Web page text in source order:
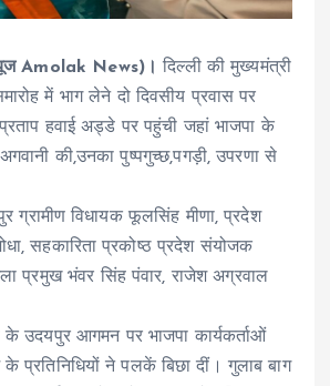
Amolak News)।दिल्ली की मुख्यमंत्री
में भाग लेने दो दिवसीय प्रवास पर
हवाई अड्डे पर पहुंची जहां भाजपा के
की,उनका पुष्पगुच्छ,पगड़ी, उपरणा से
ग्रामीण विधायक फूलसिंह मीणा, प्रदेश
सहकारिता प्रकोष्ठ प्रदेश संयोजक
प्रमुख भंवर सिंह पंवार, राजेश अग्रवाल
के उदयपुर आगमन पर भाजपा कार्यकर्ताओं
प्रतिनिधियों ने पलकें बिछा दीं। गुलाब बाग